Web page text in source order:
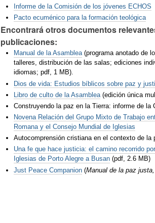
Informe de la Comisión de los jóvenes ECHOS
Pacto ecuménico para la formación teológica
Encontrará otros documentos
publicaciones:
Manual de la Asamblea(programa anotado de
talleres, distribución de las salas; ediciones
idiomas; pdf, 1 MB).
Dios de vida: Estudios bíblicos sobre paz y
Libro de culto de la Asamblea(edición única
Construyendo la paz en la Tierra: informe de la
Novena Relación del Grupo Mixto de Trabajo
Romana y el Consejo Mundial de Iglesias
Autocomprensión cristiana en el contexto de la
Una fe que hace justicia: el camino recorrido
Iglesias de Porto Alegre a Busan(pdf, 2.6 MB)
Just Peace Companion(Manual de la paz justa,